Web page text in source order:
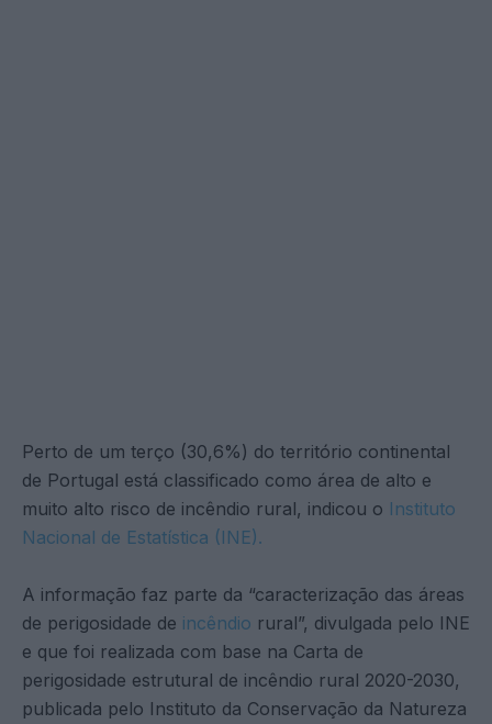
Perto de um terço (30,6%) do território continental
de Portugal está classificado como área de alto e
muito alto risco de incêndio rural, indicou o Instituto
Nacional de Estatística (INE).
A informação faz parte da “caracterização das áreas
de perigosidade de incêndio rural”, divulgada pelo INE
e que foi realizada com base na Carta de
perigosidade estrutural de incêndio rural 2020-2030,
publicada pelo Instituto da Conservação da Natureza